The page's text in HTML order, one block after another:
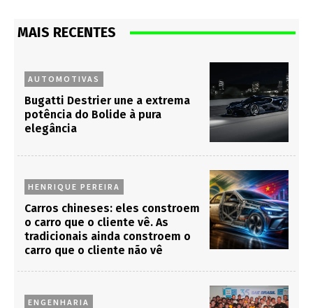
MAIS RECENTES
AUTOMOTIVAS
Bugatti Destrier une a extrema
potência do Bolide à pura
elegância
HENRIQUE PEREIRA
Carros chineses: eles constroem
o carro que o cliente vê. As
tradicionais ainda constroem o
carro que o cliente não vê
ENGENHARIA